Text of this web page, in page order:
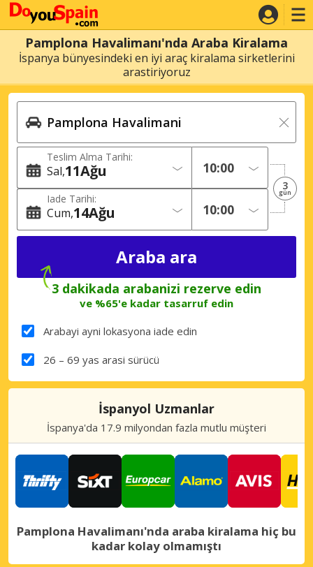
Pamplona Havalimanı'nda Araba Kiralama
İspanya bünyesindeki en iyi araç kiralama sirketlerini
arastiriyoruz
Teslim Alma Tarihi:
Sal 11Ağu
Iade Tarihi:
Cum 14Ağu
3
gün
3 dakikada arabanizi rezerve edin
ve %65'e kadar tasarruf edin
Arabayi ayni lokasyona iade edin
26 – 69 yas arasi sürücü
İspanyol Uzmanlar
İspanya'da 17.9 milyondan fazla mutlu müşteri
Pamplona Havalimanı'nda araba kiralama hiç bu
kadar kolay olmamıştı